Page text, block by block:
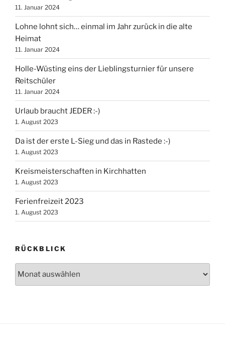
11. Januar 2024
Lohne lohnt sich… einmal im Jahr zurück in die alte
Heimat
11. Januar 2024
Holle-Wüsting eins der Lieblingsturnier für unsere
Reitschüler
11. Januar 2024
Urlaub braucht JEDER :-)
1. August 2023
Da ist der erste L-Sieg und das in Rastede :-)
1. August 2023
Kreismeisterschaften in Kirchhatten
1. August 2023
Ferienfreizeit 2023
1. August 2023
RÜCKBLICK